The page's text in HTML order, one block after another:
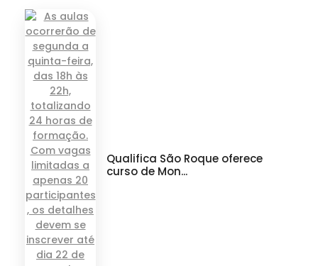
Qualifica São Roque oferece
curso de Mon...